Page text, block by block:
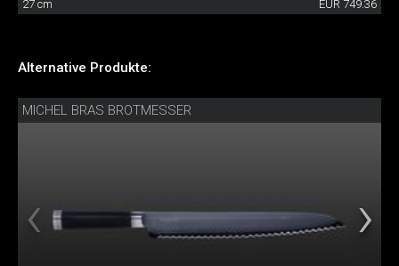
27 cm EUR 749.36
Alternative Produkte:
MICHEL BRAS BROTMESSER